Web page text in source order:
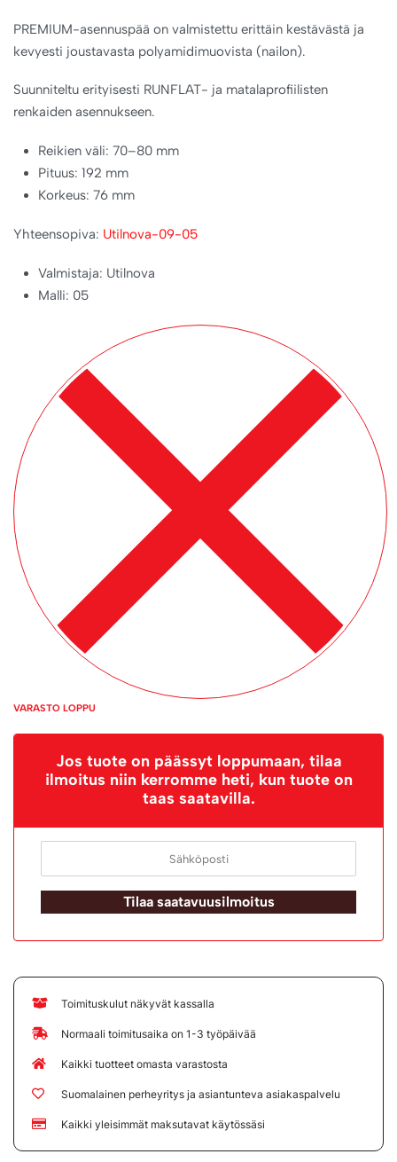
PREMIUM-asennuspää on valmistettu erittäin kestävästä ja
kevyesti joustavasta polyamidimuovista (nailon).
Suunniteltu erityisesti RUNFLAT- ja matalaprofiilisten
renkaiden asennukseen.
Reikien väli: 70–80 mm
Pituus: 192 mm
Korkeus: 76 mm
Yhteensopiva: Utilnova-09-05
Valmistaja: Utilnova
Malli: 05
VARASTO LOPPU
Jos tuote on päässyt loppumaan, tilaa
ilmoitus niin kerromme heti, kun tuote on
taas saatavilla.
Tilaa saatavuusilmoitus
Toimituskulut näkyvät kassalla
Normaali toimitusaika on 1-3 työpäivää
Kaikki tuotteet omasta varastosta
Suomalainen perheyritys ja asiantunteva asiakaspalvelu
Kaikki yleisimmät maksutavat käytössäsi